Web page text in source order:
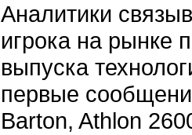
Аналитики
игрока на рынке
выпуска
первые
Barton, Athlon